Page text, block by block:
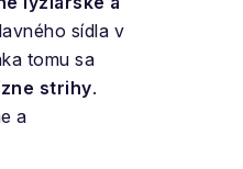
sídla v
tomu sa
strihy.
a